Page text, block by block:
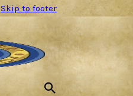
Skip to footer